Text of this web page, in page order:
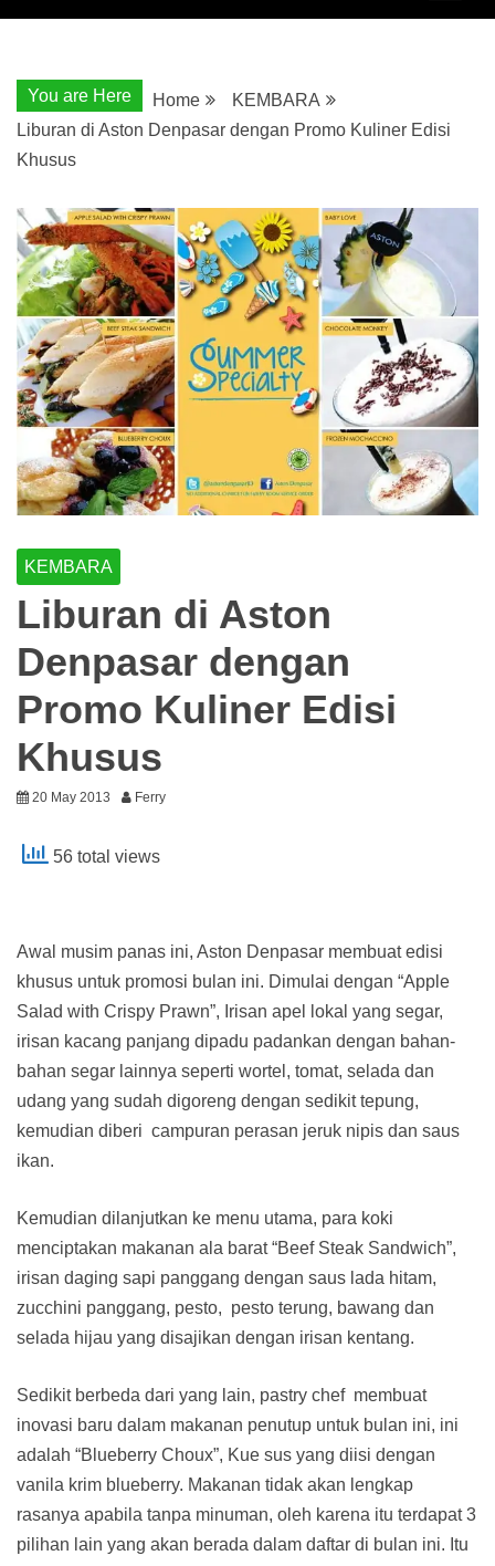
You are Here Home
KEMBARA
Liburan di Aston Denpasar dengan Promo Kuliner Edisi
Khusus
KEMBARA
Liburan di Aston
Denpasar dengan
Promo Kuliner Edisi
Khusus
20 May 2013 Ferry
56 total views
Awal musim panas ini, Aston Denpasar membuat edisi
khusus untuk promosi bulan ini. Dimulai dengan “Apple
Salad with Crispy Prawn”, Irisan apel lokal yang segar,
irisan kacang panjang dipadu padankan dengan bahan-
bahan segar lainnya seperti wortel, tomat, selada dan
udang yang sudah digoreng dengan sedikit tepung,
kemudian diberi campuran perasan jeruk nipis dan saus
ikan.
Kemudian dilanjutkan ke menu utama, para koki
menciptakan makanan ala barat “Beef Steak Sandwich”,
irisan daging sapi panggang dengan saus lada hitam,
zucchini panggang, pesto, pesto terung, bawang dan
selada hijau yang disajikan dengan irisan kentang.
Sedikit berbeda dari yang lain, pastry chef membuat
inovasi baru dalam makanan penutup untuk bulan ini, ini
adalah “Blueberry Choux”, Kue sus yang diisi dengan
vanila krim blueberry. Makanan tidak akan lengkap
rasanya apabila tanpa minuman, oleh karena itu terdapat 3
pilihan lain yang akan berada dalam daftar di bulan ini. Itu